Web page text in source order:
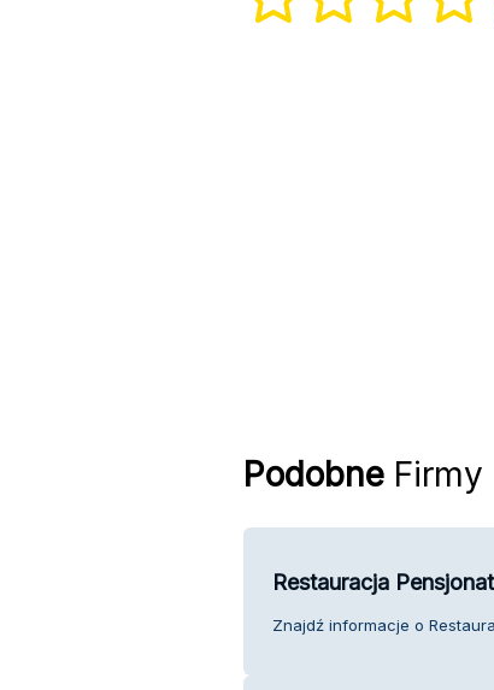
PodobneFirmy
Restauracja
Znajdź informacje o